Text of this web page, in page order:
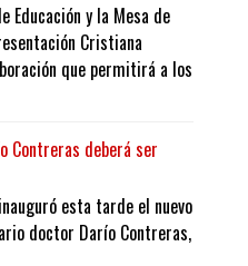
Educación y la Mesa de
Cristiana
que permitirá a los
Contreras deberá ser
esta tarde el nuevo
doctor Darío Contreras,